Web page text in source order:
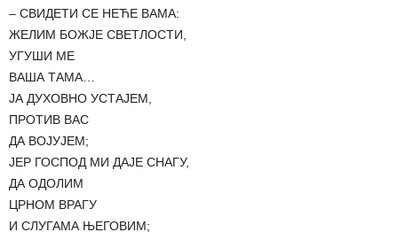
– СВИДЕТИ СЕ НЕЋЕ ВАМА:
ЖЕЛИМ БОЖЈЕ СВЕТЛОСТИ,
УГУШИ МЕ
ВАША ТАМА…
ЈА ДУХОВНО УСТАЈЕМ,
ПРОТИВ ВАС
ДА ВОЈУЈЕМ;
ЈЕР ГОСПОД МИ ДАЈЕ СНАГУ,
ДА ОДОЛИМ
ЦРНОМ ВРАГУ
И СЛУГАМА ЊЕГОВИМ;